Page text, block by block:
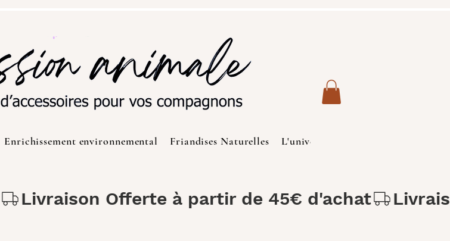
Enrichissement environnemental Friandises Naturelles L'univers des Chats